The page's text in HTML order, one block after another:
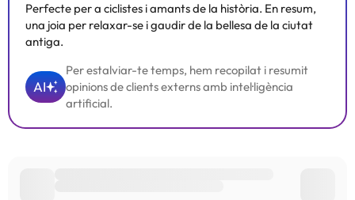
Perfecte per a ciclistes i amants de la història. En resum,
una joia per relaxar-se i gaudir de la bellesa de la ciutat
antiga.
AI
Per estalviar-te temps, hem recopilat i resumit
opinions de clients externs amb intel·ligència
artificial.